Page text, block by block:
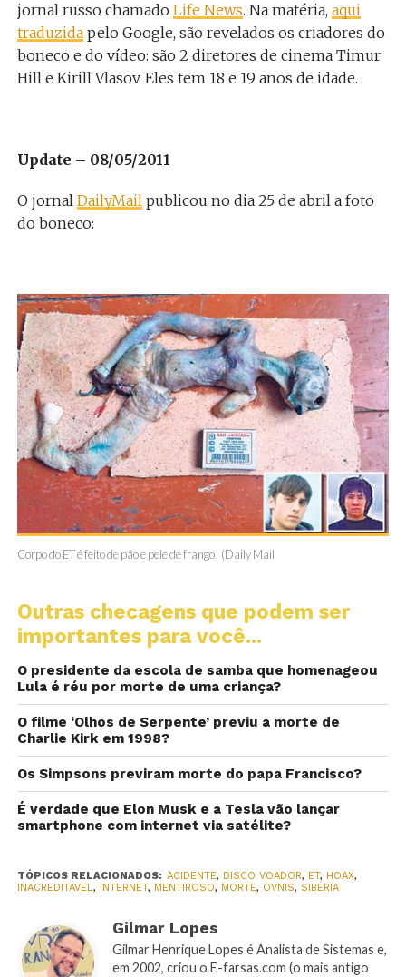
jornal russo chamado Life News. Na matéria, aqui
traduzidapelo Google, são revelados os criadores do
boneco e do vídeo: são 2 diretores de cinema Timur
Hill e Kirill Vlasov. Eles tem 18 e 19 anos de idade.
Update – 08/05/2011
O jornal DailyMailpublicou no dia 25 de abril a foto
do boneco:
Corpo do ET é feito de pão e pele de frango! (Daily Mail
Outras checagens que podem ser
importantes para você...
O presidente da escola de samba que homenageou
Lula é réu por morte de uma criança?
O filme ‘Olhos de Serpente’ previu a morte de
Charlie Kirk em 1998?
Os Simpsons previram morte do papa Francisco?
É verdade que Elon Musk e a Tesla vão lançar
smartphone com internet via satélite?
TÓPICOS RELACIONADOS: ACIDENTE, DISCO VOADOR, ET, HOAX,
INACREDITÁVEL, INTERNET, MENTIROSO, MORTE, OVNIS, SIBÉRIA
Gilmar Lopes
Gilmar Henrique Lopes é Analista de Sistemas e,
em 2002, criou o E-farsas.com (o mais antigo